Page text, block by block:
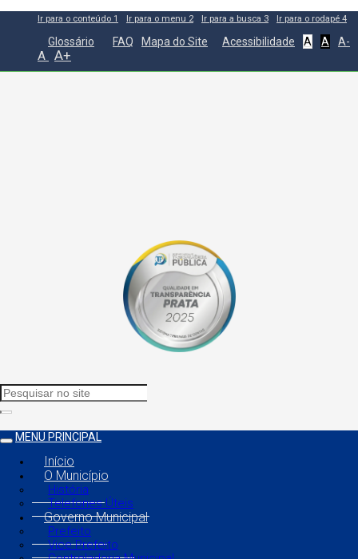
Ir para o conteúdo 1 Ir para o menu 2 Ir para a busca 3 Ir para o rodapé 4
Glossário FAQ Mapa do Site Acessibilidade A A A-
A A+
MENU PRINCIPAL
Início
O Município
História
Telefones Úteis
Governo Municipal
Prefeito
Vice Prefeito